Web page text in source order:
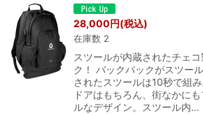
28,000円(税込)
在庫数 2
スツールが内蔵されたチェ
ク！ バックパックがスツー
されたスツールは10秒で組
ドアはもちろん、街なかに
ルなデザイン。スツール内…